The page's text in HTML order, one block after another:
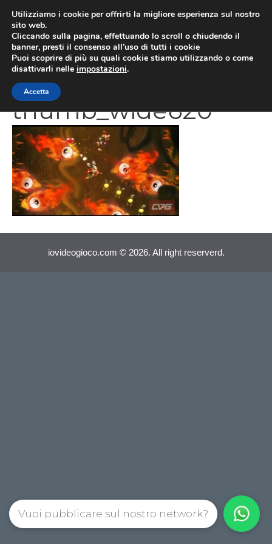
contenuto
screenshot_293647_
thumb_wide620
iovideogioco.com © 2026. All right reserverd.
Utilizziamo i cookie per offrirti la migliore esperienza sul nostro
sito web.
Cliccando sulla pagina, effettuando lo scroll o chiudendo il
banner, presti il consenso all’uso di tutti i cookie
Puoi scoprire di più su quali cookie stiamo utilizzando o come
disattivarli nelle impostazioni.
Accetta
Vuoi pubblicare sul nostro network?